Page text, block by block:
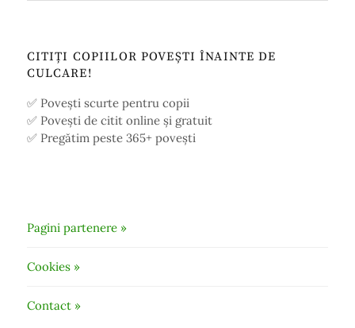
CITIȚI COPIILOR POVEȘTI ÎNAINTE DE
CULCARE!
✅ Povești scurte pentru copii
✅ Povești de citit online și gratuit
✅ Pregătim peste 365+ povești
Pagini partenere »
Cookies »
Contact »